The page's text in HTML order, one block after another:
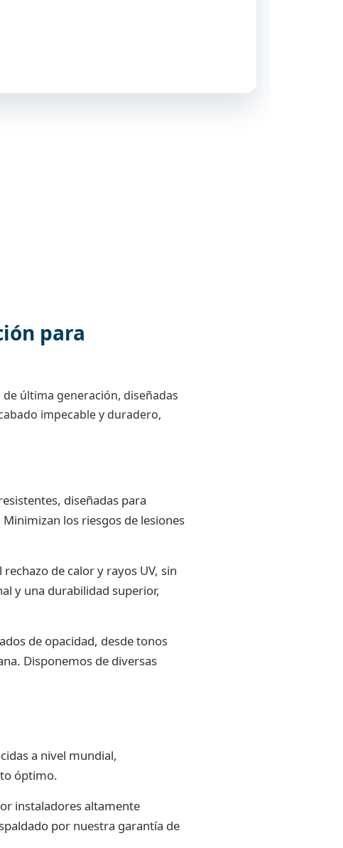
para
última generación, diseñadas
impecable y duradero,
diseñadas para
los riesgos de lesiones
de calor y rayos UV, sin
y una durabilidad superior,
de opacidad, desde tonos
Disponemos de diversas
a nivel mundial,
óptimo.
instaladores altamente
por nuestra garantía de